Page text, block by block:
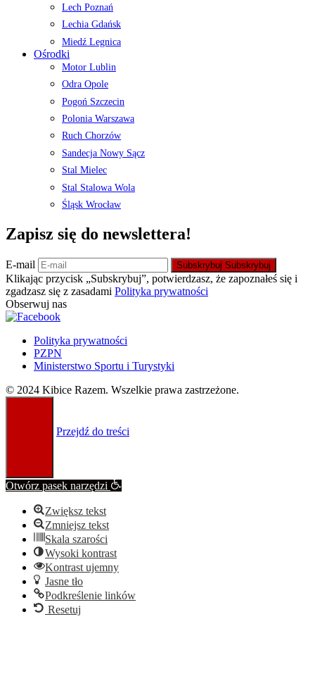
Lech Poznań
Lechia Gdańsk
Miedź Legnica
Ośrodki
Motor Lublin
Odra Opole
Pogoń Szczecin
Polonia Warszawa
Ruch Chorzów
Sandecja Nowy Sącz
Stal Mielec
Stal Stalowa Wola
Śląsk Wrocław
Zapisz się do newslettera!
E-mail Subskrybuj Subskrybuj
Klikając przycisk „Subskrybuj”, potwierdzasz, że zapoznałeś się i
zgadzasz się z zasadami Polityka prywatności
Obserwuj nas
Polityka prywatności
PZPN
Ministerstwo Sportu i Turystyki
© 2024 Kibice Razem. Wszelkie prawa zastrzeżone.
Przejdź do treści
Otwórz pasek narzędzi
Zwiększ tekst
Zmniejsz tekst
Skala szarości
Wysoki kontrast
Kontrast ujemny
Jasne tło
Podkreślenie linków
Resetuj